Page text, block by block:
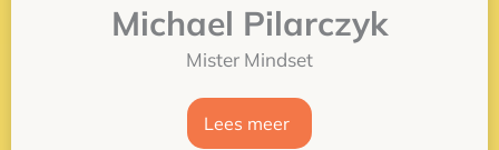
Michael Pilarczyk
Mister Mindset
Lees meer